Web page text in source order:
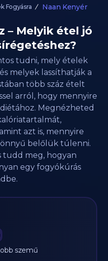
Fogyásra Naan Kenyér
– Melyik étel jó
tudni, mely ételek
melyek lassíthatják a
több száz ételt
arról, hogy mennyire
Megnézheted
azt is, mennyire
belőlük túlenni.
tudd meg, hogyan
egy fogyókúrás
szemű